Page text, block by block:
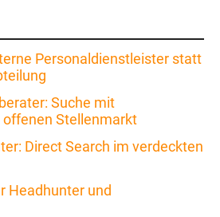
Personaldienstleister statt
Suche mit
Stellenmarkt
Direct Search im verdeckten
Headhunter und